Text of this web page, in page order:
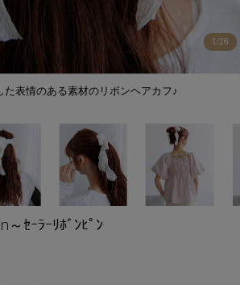
た表情のある素材のリボンヘアカフ♪
1 /26
ｾｰﾗｰﾘﾎﾞﾝﾋﾟﾝ